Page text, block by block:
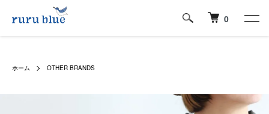
0
ホーム OTHER BRANDS